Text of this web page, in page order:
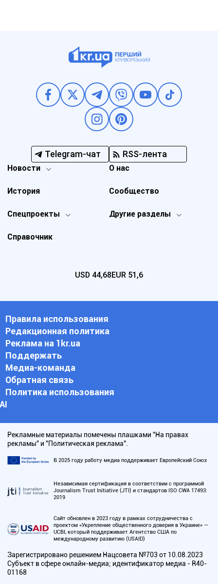
Telegram-чат RSS-лента
Новости
Спецпроекты Другие разделы
История
О нас
Справочник
Сообщество
USD 44,68EUR 51,6
Правила использования
Редакционная политика
Реклама на 1kr.ua
Поддержать
Медиа-команда
Обратная связь
Политика использования
АI
Рекламные материалы помечены плашками "На правах
рекламы" и "Политическая реклама".
В 2025 году работу медиа поддерживает Европейский Союз
Независимая сертификация в соответствии с программой
Journalism Trust Initiative (JTI) и стандартов ISO CWA 17493:
2019
Сайт обновлен в 2023 году в рамках сотрудничества с
проектом «Укрепление общественного доверия в Украине» —
UCBI, который поддерживает Агентство США по
международному развитию (USAID)
Зарегистрировано решением Нацсовета №703 от 10.08.2023
Субъект в сфере онлайн-медиа; идентификатор медиа - R40-
01168